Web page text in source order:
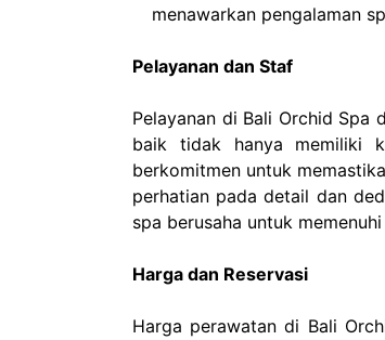
menawarkan pengalaman
Pelayanan dan Staf
Pelayanan di Bali Orchid Spa
baik tidak hanya memiliki
berkomitmen untuk
perhatian pada detail dan
spa berusaha untuk
Harga dan Reservasi
Harga perawatan di Bali